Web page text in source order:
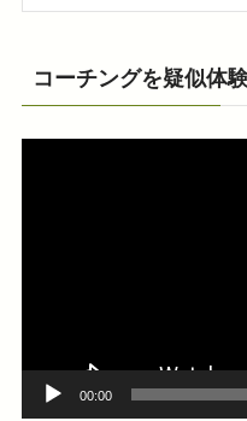
コーチングを疑似体
00:00